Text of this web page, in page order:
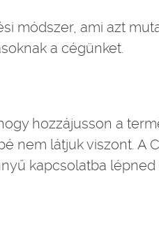
módszer, ami azt
a cégünket.
hozzájusson a
nem látjuk viszont. A
kapcsolatba lépned